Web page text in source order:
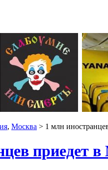
, Москва > 1 млн
приедет